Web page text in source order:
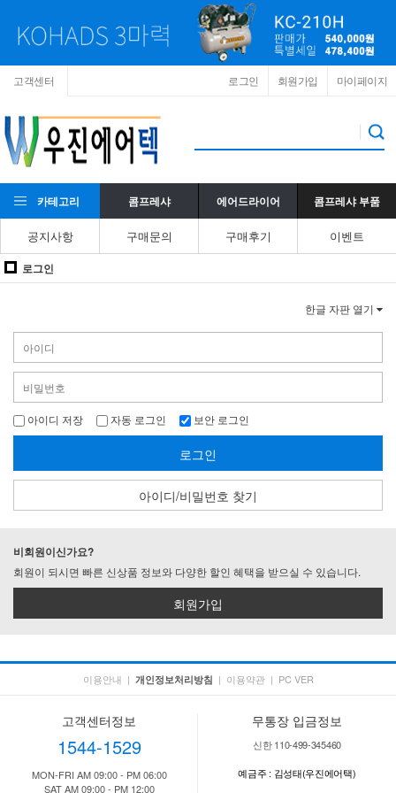
고객센터 마이페이지
회원가입
로그인
카테고리 콤프레샤 에어드라이어 콤프레샤 부품
공지사항 구매문의 구매후기 이벤트
로그인
한글 자판 열기
아이디 저장 자동 로그인 보안 로그인
로그인
아이디/비밀번호 찾기
비회원이신가요?
회원이 되시면 빠른 신상품 정보와 다양한 할인 혜택을 받으실 수 있습니다.
회원가입
이용안내 | 개인정보처리방침 | 이용약관 | PC VER
고객센터정보
1544-1529
MON-FRI AM 09:00 - PM 06:00
SAT AM 09:00 - PM 12:00
무통장 입금정보
신한 110-499-345460
예금주 : 김성태(우진에어택)